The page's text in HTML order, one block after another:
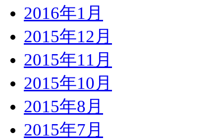
2016年1月
2015年12月
2015年11月
2015年10月
2015年8月
2015年7月